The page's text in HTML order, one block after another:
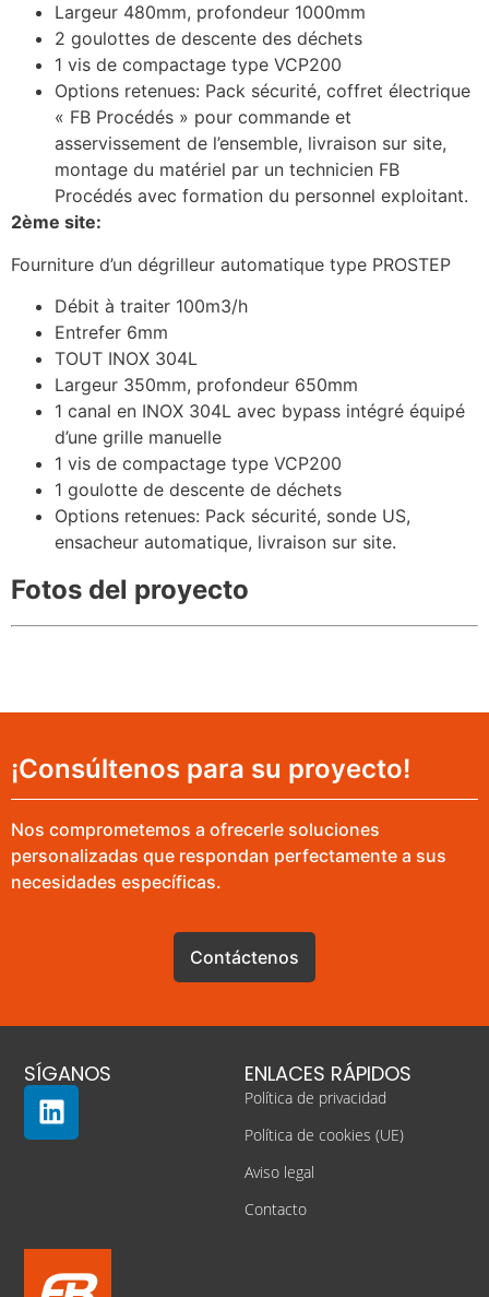
Largeur 480mm, profondeur 1000mm
2 goulottes de descente des déchets
1 vis de compactage type VCP200
Options retenues: Pack sécurité, coffret électrique
« FB Procédés » pour commande et
asservissement de l’ensemble, livraison sur site,
montage du matériel par un technicien FB
Procédés avec formation du personnel exploitant.
2ème site:
Fourniture d’un dégrilleur automatique type PROSTEP
Débit à traiter 100m3/h
Entrefer 6mm
TOUT INOX 304L
Largeur 350mm, profondeur 650mm
1 canal en INOX 304L avec bypass intégré équipé
d’une grille manuelle
1 vis de compactage type VCP200
1 goulotte de descente de déchets
Options retenues: Pack sécurité, sonde US,
ensacheur automatique, livraison sur site.
Fotos del proyecto
¡Consúltenos para su proyecto!
Nos comprometemos a ofrecerle soluciones
personalizadas que respondan perfectamente a sus
necesidades específicas.
Contáctenos
ENLACES RÁPIDOS
Política de privacidad
Política de cookies (UE)
Aviso legal
Contacto
SÍGANOS